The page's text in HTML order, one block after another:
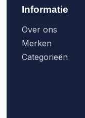
Informatie
Over ons
Merken
Categorieën